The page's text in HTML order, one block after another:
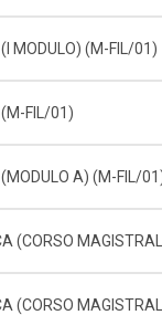
MODULO) (M-FIL/01)
(M-FIL/01)
A) (M-FIL/
(CORSO
(CORSO